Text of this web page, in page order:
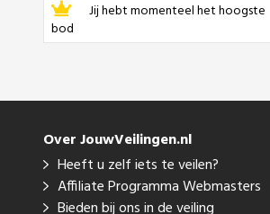
Jij hebt momenteel het hoogste
bod
Over JouwVeilingen.nl
Heeft u zelf iets te veilen?
Affiliate Programma Webmasters
Bieden bij ons in de veiling